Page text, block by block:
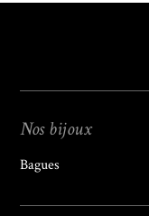
Nos bijoux
Bagues